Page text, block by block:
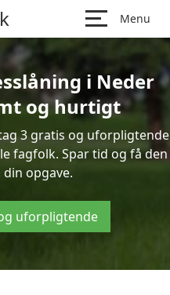
Menu
i Neder
og hurtigt
3 gratis og uforpligtende
fagfolk. Spar tid og få den
opgave.
uforpligtende